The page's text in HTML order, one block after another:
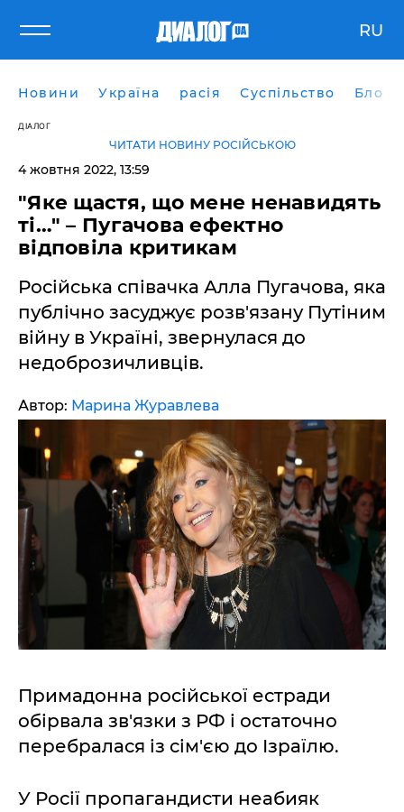
RU
Новини Україна расія Суспільство Блоги
ДІАЛОГ
ЧИТАТИ НОВИНУ РОСІЙСЬКОЮ
4 жовтня 2022, 13:59
"Яке щастя, що мене ненавидять
ті…" – Пугачова ефектно
відповіла критикам
Російська співачка Алла Пугачова, яка
публічно засуджує розв'язану Путіним
війну в Україні, звернулася до
недоброзичливців.
Автор: Марина Журавлева
Примадонна російської естради
обірвала зв'язки з РФ і остаточно
перебралася із сім'єю до Ізраїлю.
У Росії пропагандисти неабияк